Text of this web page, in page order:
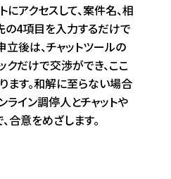
にアクセスして、案件名、相
の4項目を入力するだけで
後は、チャットツールの
だけで交渉ができ、ここ
ます。和解に至らない場合
イン調停人とチャットや
合意をめざします。